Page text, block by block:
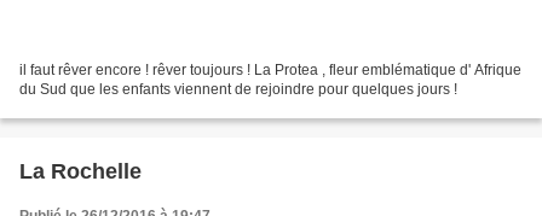
il faut rêver encore ! rêver toujours ! La Protea , fleur emblématique d' Afrique
du Sud que les enfants viennent de rejoindre pour quelques jours !
La Rochelle